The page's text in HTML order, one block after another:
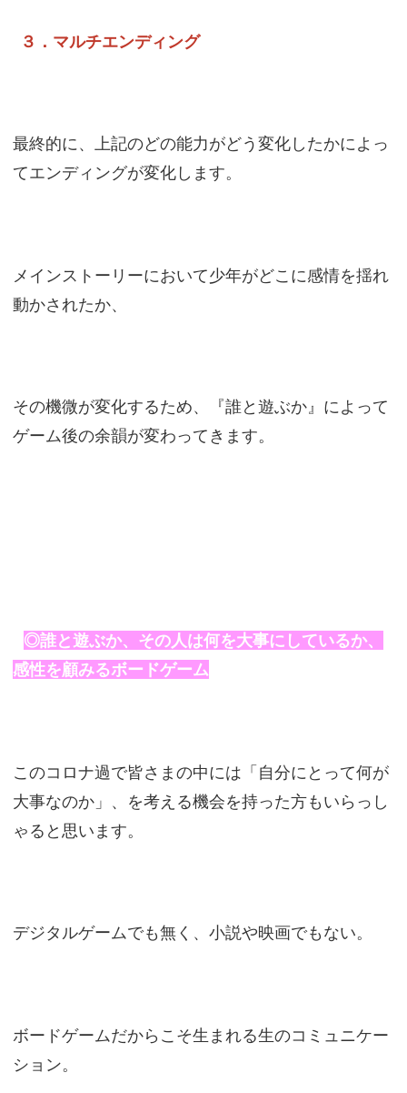
３．マルチエンディング
最終的に、上記のどの能力がどう変化したかによっ
てエンディングが変化します。
メインストーリーにおいて少年がどこに感情を揺れ
動かされたか、
その機微が変化するため、『誰と遊ぶか』によって
ゲーム後の余韻が変わってきます。
◎誰と遊ぶか、その人は何を大事にしているか、
感性を顧みるボードゲーム
このコロナ過で皆さまの中には「自分にとって何が
大事なのか」、を考える機会を持った方もいらっし
ゃると思います。
デジタルゲームでも無く、小説や映画でもない。
ボードゲームだからこそ生まれる生のコミュニケー
ション。